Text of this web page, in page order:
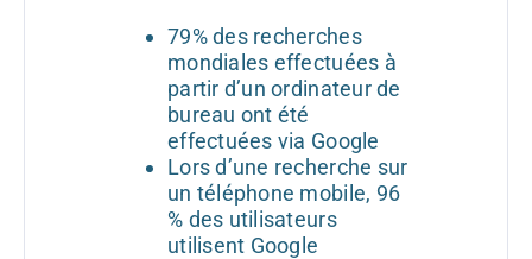
79% des recherches
mondiales effectuées à
partir d’un ordinateur de
bureau ont été
effectuées via Google
Lors d’une recherche sur
un téléphone mobile, 96
% des utilisateurs
utilisent Google